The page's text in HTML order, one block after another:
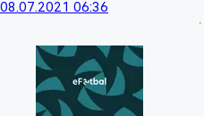
08.07.2021 06:36